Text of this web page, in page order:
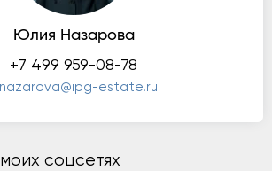
Юлия Назарова
+7 499 959-08-78
estate.ru
соцсетях